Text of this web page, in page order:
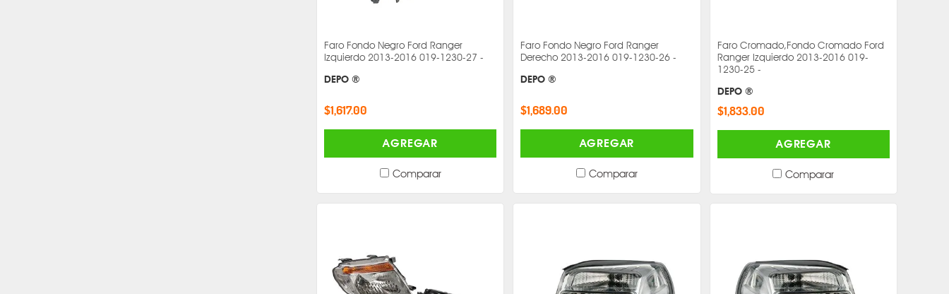
Faro Fondo Negro Ford Ranger
Izquierdo 2013-2016 019-1230-27 -
DEPO ®
$1,617.00
AGREGAR
Comparar
Faro Fondo Negro Ford Ranger
Derecho 2013-2016 019-1230-26 -
DEPO ®
$1,689.00
AGREGAR
Comparar
Faro Cromado,Fondo Cromado Ford
Ranger Izquierdo 2013-2016 019-
1230-25 -
DEPO ®
$1,833.00
AGREGAR
Comparar